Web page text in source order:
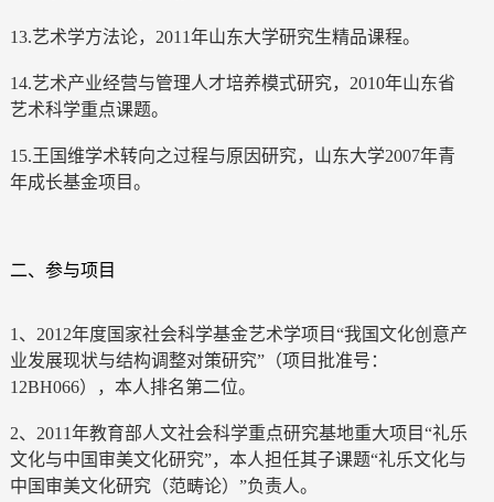
13.艺术学方法论，2011年山东大学研究生精品课程。
14.艺术产业经营与管理人才培养模式研究，2010年山东省
艺术科学重点课题。
15.王国维学术转向之过程与原因研究，山东大学2007年青
年成长基金项目。
二、参与项目
1、2012年度国家社会科学基金艺术学项目“我国文化创意产
业发展现状与结构调整对策研究”（项目批准号：
12BH066），本人排名第二位。
2、2011年教育部人文社会科学重点研究基地重大项目“礼乐
文化与中国审美文化研究”，本人担任其子课题“礼乐文化与
中国审美文化研究（范畴论）”负责人。